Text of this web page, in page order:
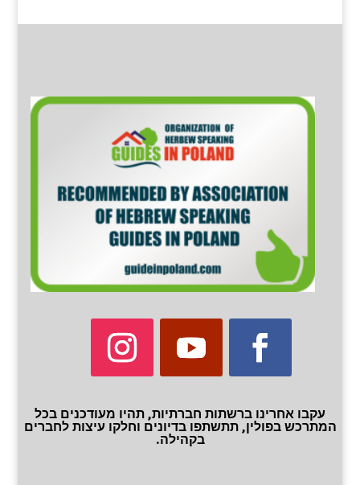
עקבו אחרינו ברשתות חברתיות, תהיו מעודכנים בכל
המתרכש בפולין, תתשתפו בדיונים וחלקו עיצות לחברים
בקהילה.